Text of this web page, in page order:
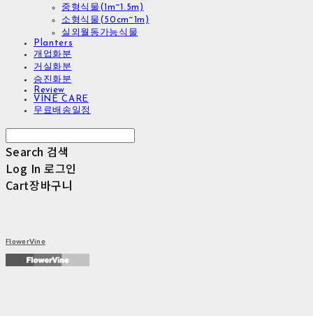
중형식물(1m~1.5m)
소형식물(50cm~1m)
실외월동가능식물
Planters
개업화분
거실화분
승진화분
Review
VINE CARE
무료배송일정
Search 검색
Log In 로그인
Cart장바구니
FlowerVine